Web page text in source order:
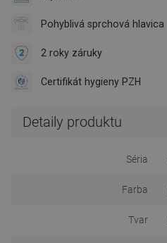
Pohyblivá sprchová hlavica
2 roky záruky
Certifikát hygieny PZH
Detaily produktu
Séria
Farba
Tvar